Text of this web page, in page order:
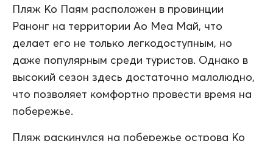
Пляж Ко Паям расположен в провинции
Ранонг на территории Ао Меа Май, что
делает его не только легкодоступным, но
даже популярным среди туристов. Однако в
высокий сезон здесь достаточно малолюдно,
что позволяет комфортно провести время на
побережье.
Пляж раскинулся на побережье острова Ко